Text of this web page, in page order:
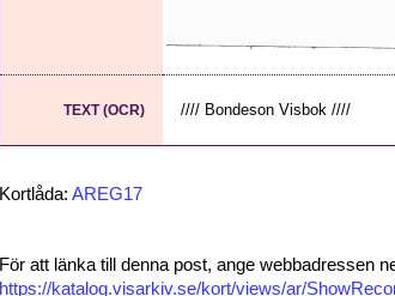
TEXT (OCR) //// Bondeson Visbok ////
Kortlåda: AREG17
För att länka till denna post, ange webbadressen
https://katalog.visarkiv.se/kort/views/ar/